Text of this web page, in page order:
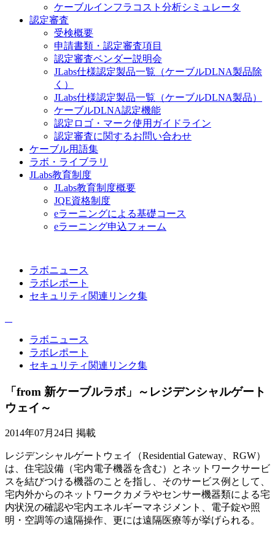
ケーブルインフラコスト分析シミュレータ
認定審査
受検概要
申請書類・認定審査項目
認定審査ベンダー説明会
JLabs仕様認定製品一覧（ケーブルDLNA製品除
く）
JLabs仕様認定製品一覧（ケーブルDLNA製品）
ケーブルDLNA認定機能
認定ロゴ・マーク使用ガイドライン
認定審査に関するお問い合わせ
ケーブル用語集
ラボ・ライブラリ
JLabs教育制度
JLabs教育制度概要
JQE資格制度
eラーニングによる基礎コース
eラーニング申込フォーム
ラボニュース
ラボレポート
セキュリティ関連リンク集
ラボニュース
ラボレポート
セキュリティ関連リンク集
「from 新ケーブルラボ」～レジデンシャルゲート
ウェイ～
2014年07月24日 掲載
レジデンシャルゲートウェイ（Residential Gateway、RGW）
は、住宅設備（宅内電子機器を含む）とネットワークサービ
スを結びつける機器のことを指し、そのサービス例として、
宅内外からのネットワークカメラやセンサー機器類による宅
内状況の確認や宅内エネルギーマネジメント、電子錠や照
明・空調等の遠隔操作、更には遠隔医療等が挙げられる。